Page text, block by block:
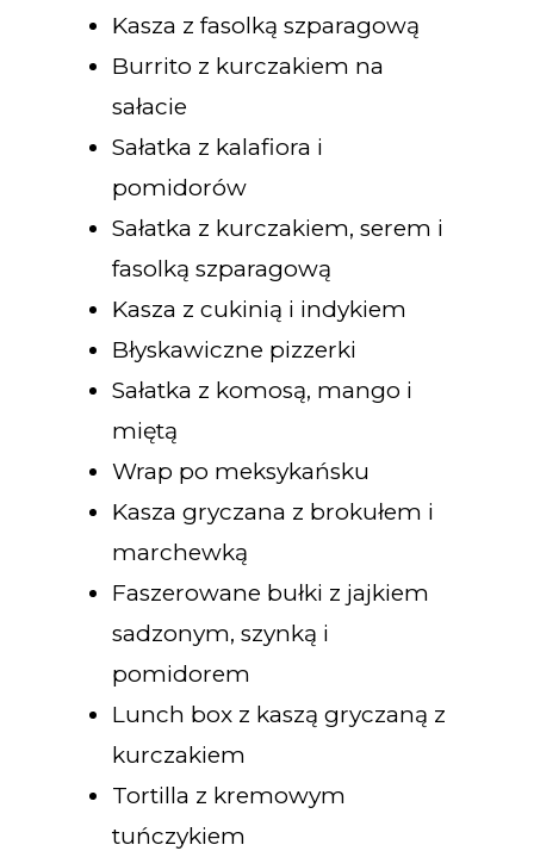
Kasza z fasolką szparagową
Burrito z kurczakiem na
sałacie
Sałatka z kalafiora i
pomidorów
Sałatka z kurczakiem, serem i
fasolką szparagową
Kasza z cukinią i indykiem
Błyskawiczne pizzerki
Sałatka z komosą, mango i
miętą
Wrap po meksykańsku
Kasza gryczana z brokułem i
marchewką
Faszerowane bułki z jajkiem
sadzonym, szynką i
pomidorem
Lunch box z kaszą gryczaną z
kurczakiem
Tortilla z kremowym
tuńczykiem